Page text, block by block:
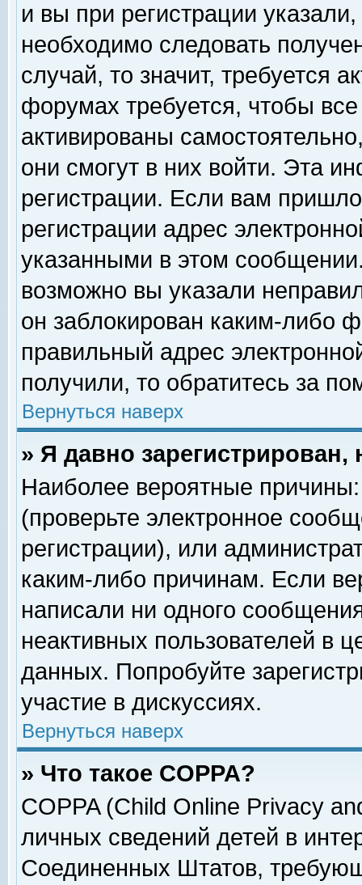
и вы при регистрации
необходимо следовать
случай, то значит, требуется
форумах требуется, чтобы
активированы
они смогут в них войти. Эта
регистрации. Если вам
регистрации адрес
указанными в этом
возможно вы указали
он заблокирован каким-либо
правильный адрес
получили, то обратитесь за
Вернуться наверх
» Я давно
Наиболее вероятные
(проверьте электронное
регистрации), или
каким-либо причинам. Если
написали ни одного
неактивных пользователей в
данных. Попробуйте
участие в дискуссиях.
Вернуться наверх
» Что такое COPPA?
COPPA (Child Online Privacy
личных сведений детей в
Соединенных Штатов,